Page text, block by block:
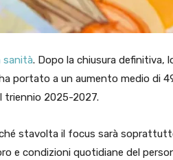
sanità. Dopo la chiusura definitiva,
portato a un aumento medio di
triennio 2025-2027.
stavolta il focus sarà
e condizioni quotidiane del